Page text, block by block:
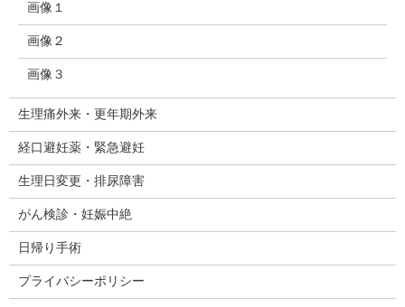
画像１
画像２
画像３
生理痛外来・更年期外来
経口避妊薬・緊急避妊
生理日変更・排尿障害
がん検診・妊娠中絶
日帰り手術
プライバシーポリシー